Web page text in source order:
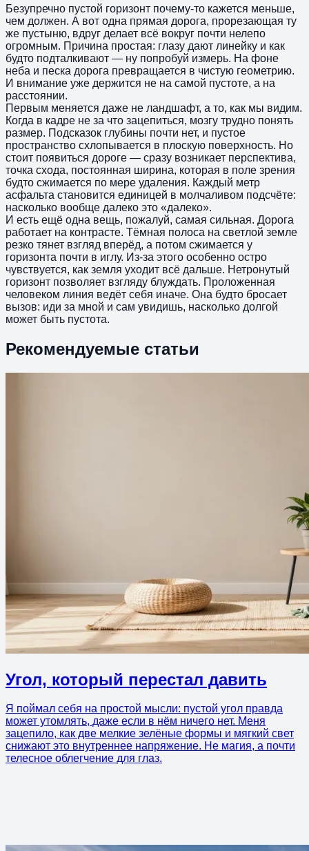
Безупречно пустой горизонт почему-то кажется меньше,
чем должен. А вот одна прямая дорога, прорезающая ту
же пустыню, вдруг делает всё вокруг почти нелепо
огромным. Причина простая: глазу дают линейку и как
будто подталкивают — ну попробуй измерь. На фоне
неба и песка дорога превращается в чистую геометрию.
И внимание уже держится не на самой пустоте, а на
расстоянии.
Первым меняется даже не ландшафт, а то, как мы видим.
Когда в кадре не за что зацепиться, мозгу трудно понять
размер. Подсказок глубины почти нет, и пустое
пространство схлопывается в плоскую поверхность. Но
стоит появиться дороге — сразу возникает перспектива,
точка схода, постоянная ширина, которая в поле зрения
будто сжимается по мере удаления. Каждый метр
асфальта становится единицей в молчаливом подсчёте:
насколько вообще далеко это «далеко».
И есть ещё одна вещь, пожалуй, самая сильная. Дорога
работает на контрасте. Тёмная полоса на светлой земле
резко тянет взгляд вперёд, а потом сжимается у
горизонта почти в иглу. Из-за этого особенно остро
чувствуется, как земля уходит всё дальше. Нетронутый
горизонт позволяет взгляду блуждать. Проложенная
человеком линия ведёт себя иначе. Она будто бросает
вызов: иди за мной и сам увидишь, насколько долгой
может быть пустота.
Рекомендуемые статьи
Угол, который перестал давить
Я поймал себя на простой мысли: пустой угол правда
может утомлять, даже если в нём ничего нет. Меня
зацепило, как две мелкие зелёные формы и мягкий свет
снижают это внутреннее напряжение. Не магия, а почти
телесное облегчение для глаз.